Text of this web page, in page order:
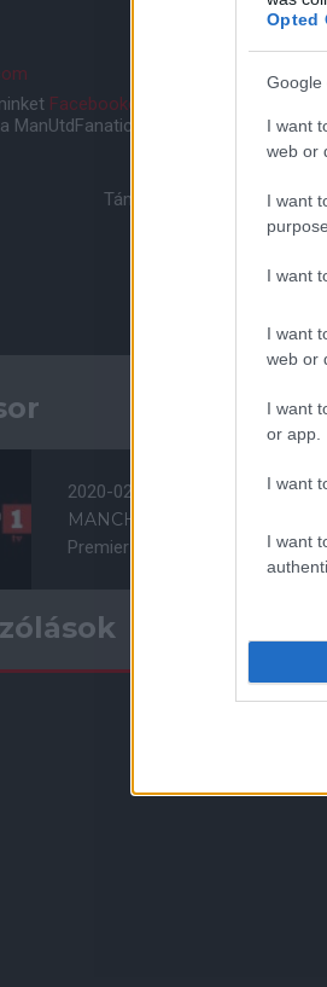
Opted
Google
I want
web or
I want
I want
I want
web or
I want
or app.
I want
I want
Facebookon
ManUtdFanatics.hu mobil applikációt
Támogasd adományoddal
2020-02-01 18:30
MANCHESTER UNITED -
Premier League 25. forduló, ÉLŐ